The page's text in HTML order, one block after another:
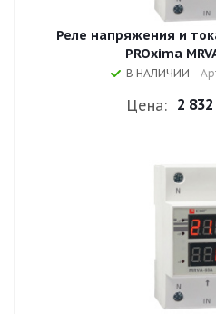
Реле напряжения и
PROxima
В НАЛИЧИИ
Цена: 2